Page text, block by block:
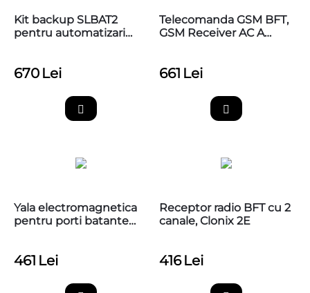
Kit backup SLBAT2
pentru automatizari
670 Lei
Telecomanda GSM BFT,
GSM Receiver AC A
661 Lei
Yala electromagnetica
pentru porti batante
461 Lei
Receptor radio BFT cu 2
canale, Clonix 2E
416 Lei